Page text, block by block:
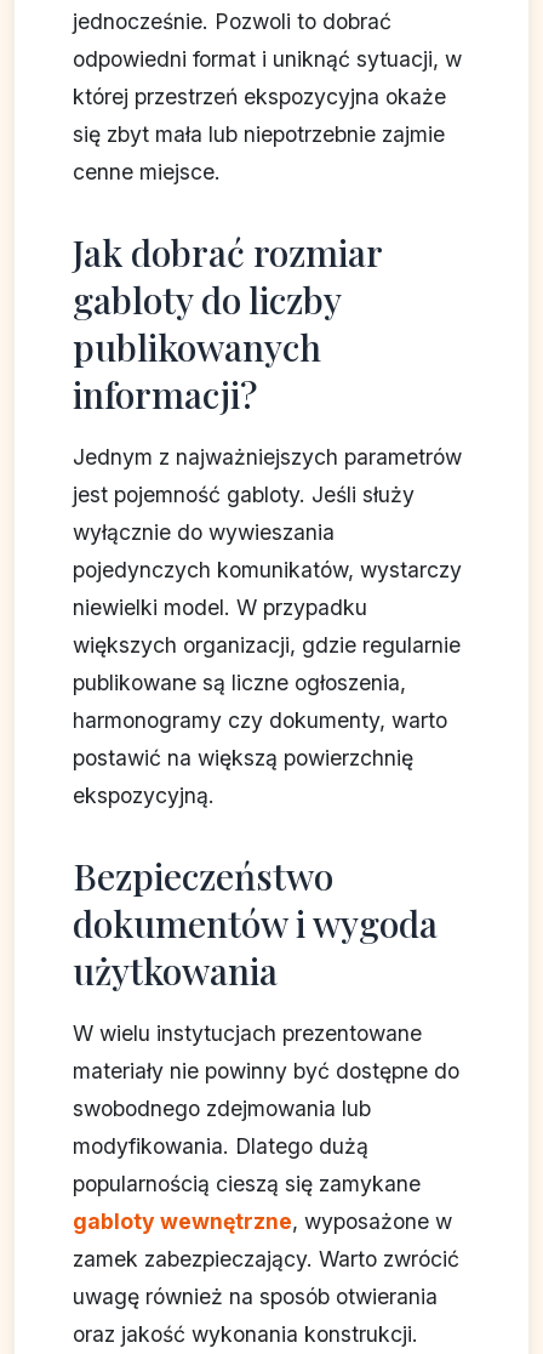
jednocześnie. Pozwoli to dobrać
odpowiedni format i uniknąć sytuacji, w
której przestrzeń ekspozycyjna okaże
się zbyt mała lub niepotrzebnie zajmie
cenne miejsce.
Jak dobrać rozmiar
gabloty do liczby
publikowanych
informacji?
Jednym z najważniejszych parametrów
jest pojemność gabloty. Jeśli służy
wyłącznie do wywieszania
pojedynczych komunikatów, wystarczy
niewielki model. W przypadku
większych organizacji, gdzie regularnie
publikowane są liczne ogłoszenia,
harmonogramy czy dokumenty, warto
postawić na większą powierzchnię
ekspozycyjną.
Bezpieczeństwo
dokumentów i wygoda
użytkowania
W wielu instytucjach prezentowane
materiały nie powinny być dostępne do
swobodnego zdejmowania lub
modyfikowania. Dlatego dużą
popularnością cieszą się zamykane
gabloty wewnętrzne, wyposażone w
zamek zabezpieczający. Warto zwrócić
uwagę również na sposób otwierania
oraz jakość wykonania konstrukcji.